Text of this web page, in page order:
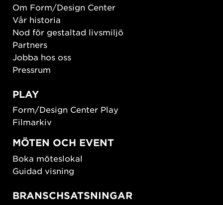
Om Form/Design Center
Vår historia
Nod för gestaltad livsmiljö
Partners
Jobba hos oss
Pressrum
PLAY
Form/Design Center Play
Filmarkiv
MÖTEN OCH EVENT
Boka möteslokal
Guidad visning
BRANSCHSATSNINGAR